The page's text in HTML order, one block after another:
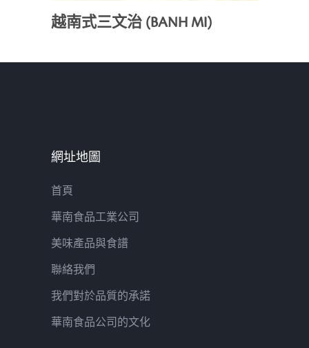
越南式三文治 (BANH MI)
網址地圖
首頁
華南食品工業公司
美味產品與食譜
聯絡我們
我們對於品質的承諾
華南食品公司的文化